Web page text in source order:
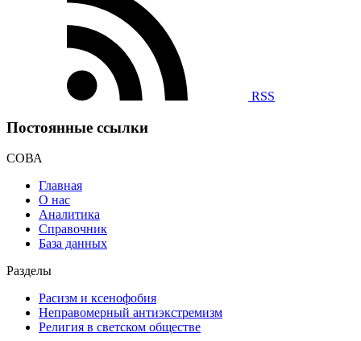
RSS
Постоянные ссылки
СОВА
Главная
О нас
Аналитика
Справочник
База данных
Разделы
Расизм и ксенофобия
Неправомерный антиэкстремизм
Религия в светском обществе